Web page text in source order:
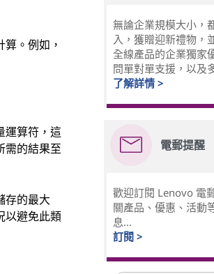
。例如，
運算符，這
需的結果至
存的最大
以避免此類
無論企業規模大小，
入，獲贈迎新禮物，
全線產品的企業獨家
問單對單支援，以及
了解詳情 >
電郵提醒
歡迎訂閱 Lenovo 電
關產品、優惠、活動
息...
訂閱 >